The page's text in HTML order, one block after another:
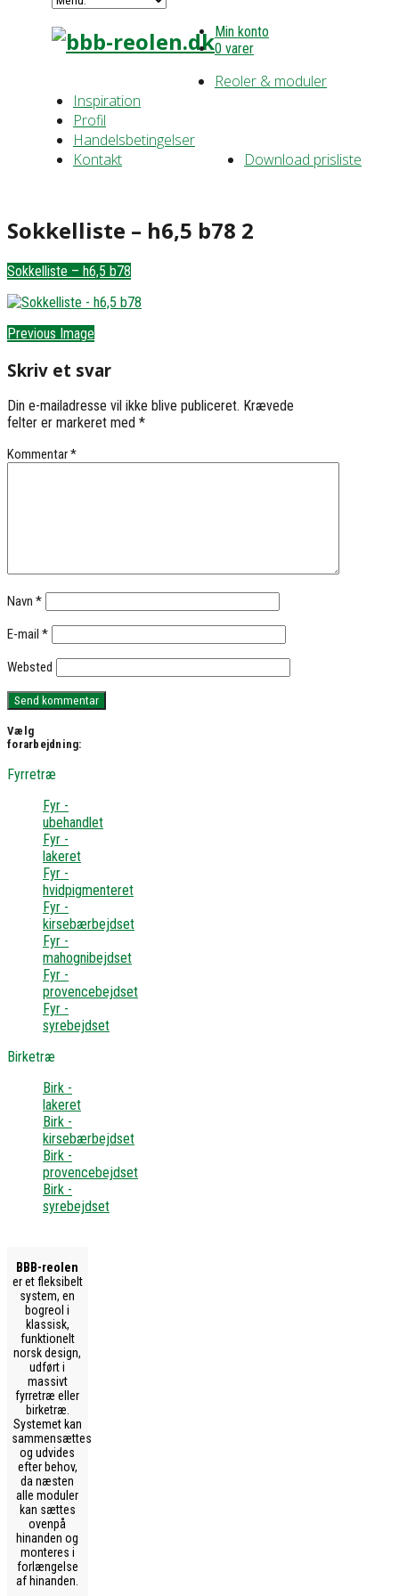
Min konto
0 varer
Reoler & moduler
Inspiration
Profil
Handelsbetingelser
Download prisliste
Kontakt
Sokkelliste – h6,5 b78 2
Sokkelliste – h6,5 b78
Previous Image
Skriv et svar
Din e-mailadresse vil ikke blive publiceret. Krævede
felter er markeret med *
Kommentar*
Navn *
E-mail *
Websted
Vælg
forarbejdning:
Fyrretræ
Fyr -
ubehandlet
Fyr -
lakeret
Fyr -
hvidpigmenteret
Fyr -
kirsebærbejdset
Fyr -
mahognibejdset
Fyr -
provencebejdset
Fyr -
syrebejdset
Birketræ
Birk -
lakeret
Birk -
kirsebærbejdset
Birk -
provencebejdset
Birk -
syrebejdset
BBB-reolen
er et fleksibelt
system, en
bogreol i
klassisk,
funktionelt
norsk design,
udført i
massivt
fyrretræ eller
birketræ.
Systemet kan
sammensættes
og udvides
efter behov,
da næsten
alle moduler
kan sættes
ovenpå
hinanden og
monteres i
forlængelse
af hinanden.